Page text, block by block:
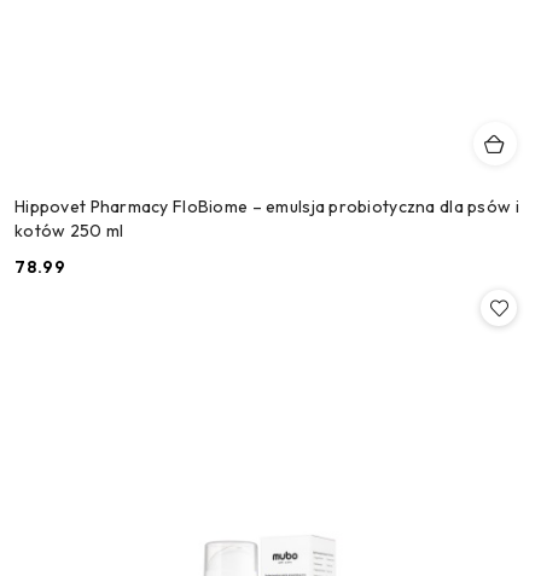
Hippovet Pharmacy FloBiome – emulsja probiotyczna dla psów i
kotów 250 ml
Cena:
78.99